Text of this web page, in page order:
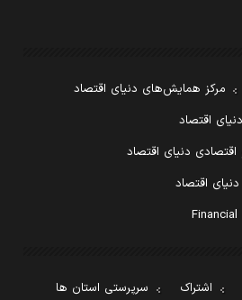
مرکز همایش‌های دنیای اقتصاد
اقتصاد
دنیای اقتصاد
اقتصاد
اشتراک سرپرستی استان ها